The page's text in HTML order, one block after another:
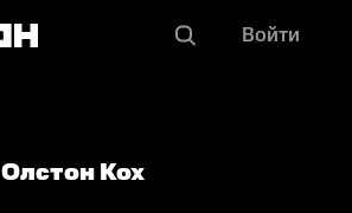
Войти
Олстон Кох